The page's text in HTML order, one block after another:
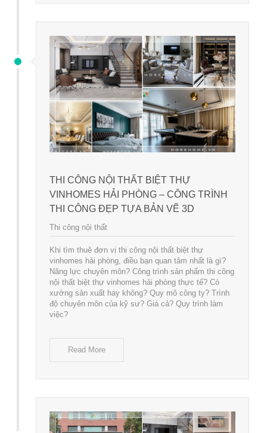
THI CÔNG NỘI THẤT BIỆT THỰ
VINHOMES HẢI PHÒNG – CÔNG TRÌNH
THI CÔNG ĐẸP TỰA BẢN VẼ 3D
Thi công nội thất
Khi tìm thuê đơn vị thi công nội thất biệt thự
vinhomes hải phòng, điều bạn quan tâm nhất là gì?
Năng lực chuyên môn? Công trình sản phẩm thi công
nội thất biệt thự vinhomes hải phòng thực tế? Có
xưởng sản xuất hay không? Quy mô công ty? Trình
độ chuyên môn của kỹ sư? Giá cả? Quy trình làm
việc?
Read More